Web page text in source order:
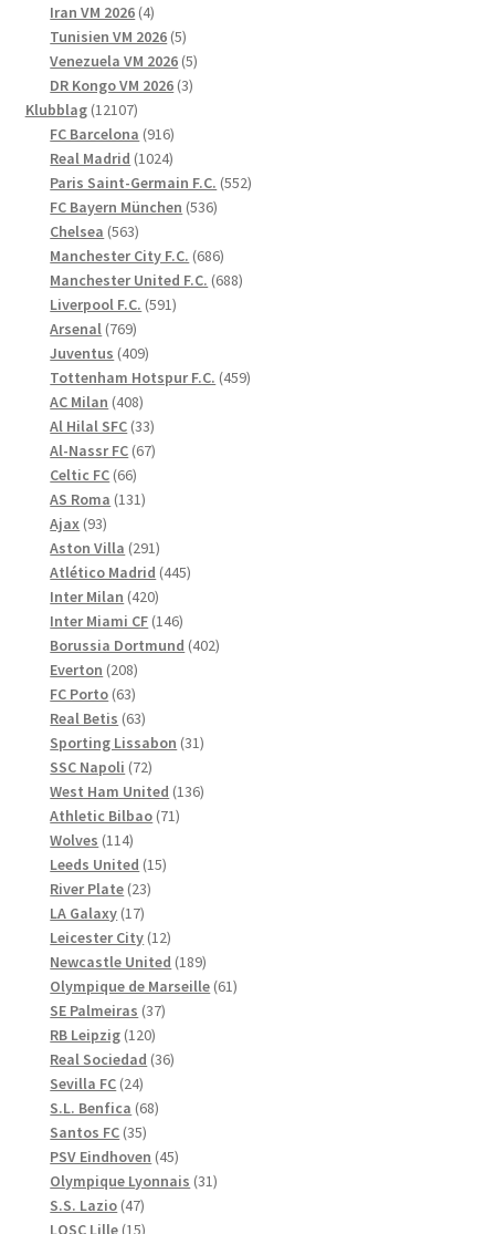
Iran VM 2026 44
produkter
Tunisien VM 2026 55
produkter
Venezuela VM 2026 55
DR Kongo VM 2026 33
Klubblag 1210712107
produkter
FC Barcelona 916916
produkter
Real Madrid 10241024
produkter
Paris Saint-Germain F.C. 552552
FC Bayern München 536536
Chelsea 563563
produkter
Manchester City F.C. 686686
produkter
Manchester United F.C. 688688
Liverpool F.C. 591591
Arsenal 769769
produkter
Juventus 409409
produkter
Tottenham Hotspur F.C. 459459
AC Milan 408408
produkter
Al Hilal SFC 3333
produkter
Al-Nassr FC 6767
Celtic FC 6666
produkter
AS Roma 131131
Ajax 9393
produkter
Aston Villa 291291
produkter
Atlético Madrid 445445
Inter Milan 420420
produkter
Inter Miami CF 146146
produkter
Borussia Dortmund 402402
Everton 208208
produkter
FC Porto 6363
produkter
Real Betis 6363
produkter
Sporting Lissabon 3131
SSC Napoli 7272
produkter
West Ham United 136136
Athletic Bilbao 7171
Wolves 114114
produkter
Leeds United 1515
River Plate 2323
LA Galaxy 1717
produkter
Leicester City 1212
produkter
Newcastle United 189189
produkter
Olympique de Marseille 6161
SE Palmeiras 3737
RB Leipzig 120120
produkter
Real Sociedad 3636
Sevilla FC 2424
produkter
S.L. Benfica 6868
Santos FC 3535
produkter
PSV Eindhoven 4545
produkter
Olympique Lyonnais 3131
S.S. Lazio 4747
produkter
LOSC Lille 1515